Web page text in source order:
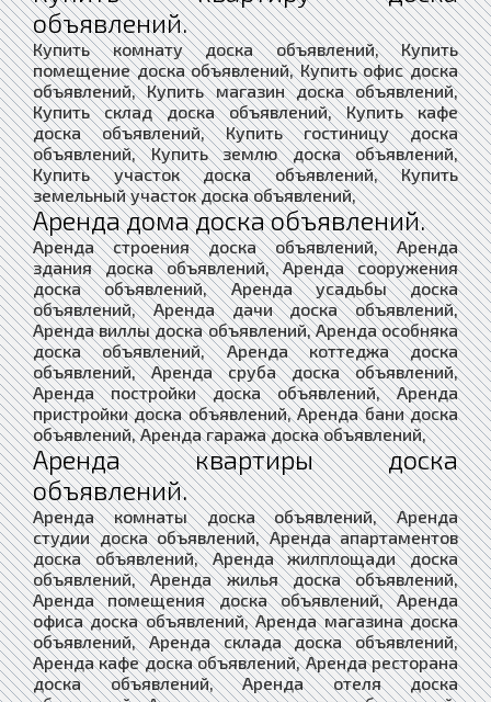
объявлений.
Купить комнату доска объявлений, Купить
помещение доска объявлений, Купить офис доска
объявлений, Купить магазин доска объявлений,
Купить склад доска объявлений, Купить кафе
доска объявлений, Купить гостиницу доска
объявлений, Купить землю доска объявлений,
Купить участок доска объявлений, Купить
земельный участок доска объявлений,
Аренда дома доска объявлений.
Аренда строения доска объявлений, Аренда
здания доска объявлений, Аренда сооружения
доска объявлений, Аренда усадьбы доска
объявлений, Аренда дачи доска объявлений,
Аренда виллы доска объявлений, Аренда особняка
доска объявлений, Аренда коттеджа доска
объявлений, Аренда сруба доска объявлений,
Аренда постройки доска объявлений, Аренда
пристройки доска объявлений, Аренда бани доска
объявлений, Аренда гаража доска объявлений,
Аренда квартиры доска
объявлений.
Аренда комнаты доска объявлений, Аренда
студии доска объявлений, Аренда апартаментов
доска объявлений, Аренда жилплощади доска
объявлений, Аренда жилья доска объявлений,
Аренда помещения доска объявлений, Аренда
офиса доска объявлений, Аренда магазина доска
объявлений, Аренда склада доска объявлений,
Аренда кафе доска объявлений, Аренда ресторана
доска объявлений, Аренда отеля доска